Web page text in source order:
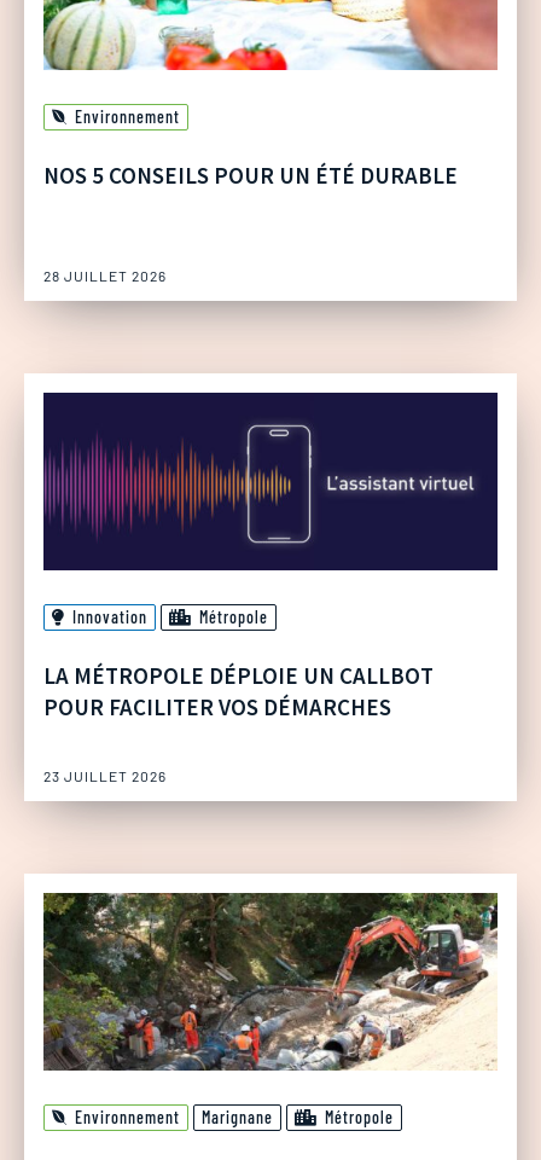
Environnement
NOS 5 CONSEILS POUR UN ÉTÉ DURABLE
28 JUILLET 2026
Innovation Métropole
LA MÉTROPOLE DÉPLOIE UN CALLBOT
POUR FACILITER VOS DÉMARCHES
23 JUILLET 2026
Environnement Marignane Métropole